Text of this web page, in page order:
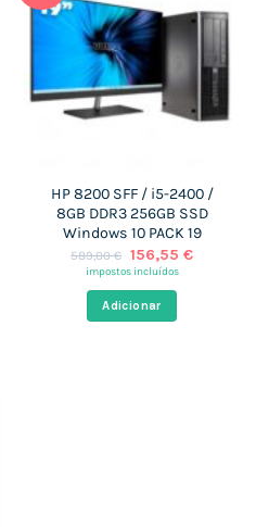
HP 8200 SFF / i5-2400 /
8GB DDR3 256GB SSD
Windows 10 PACK 19
589,00€ O
preço
era:
589,00 €.
156,55 €O
impostos incluídos
Adicionar